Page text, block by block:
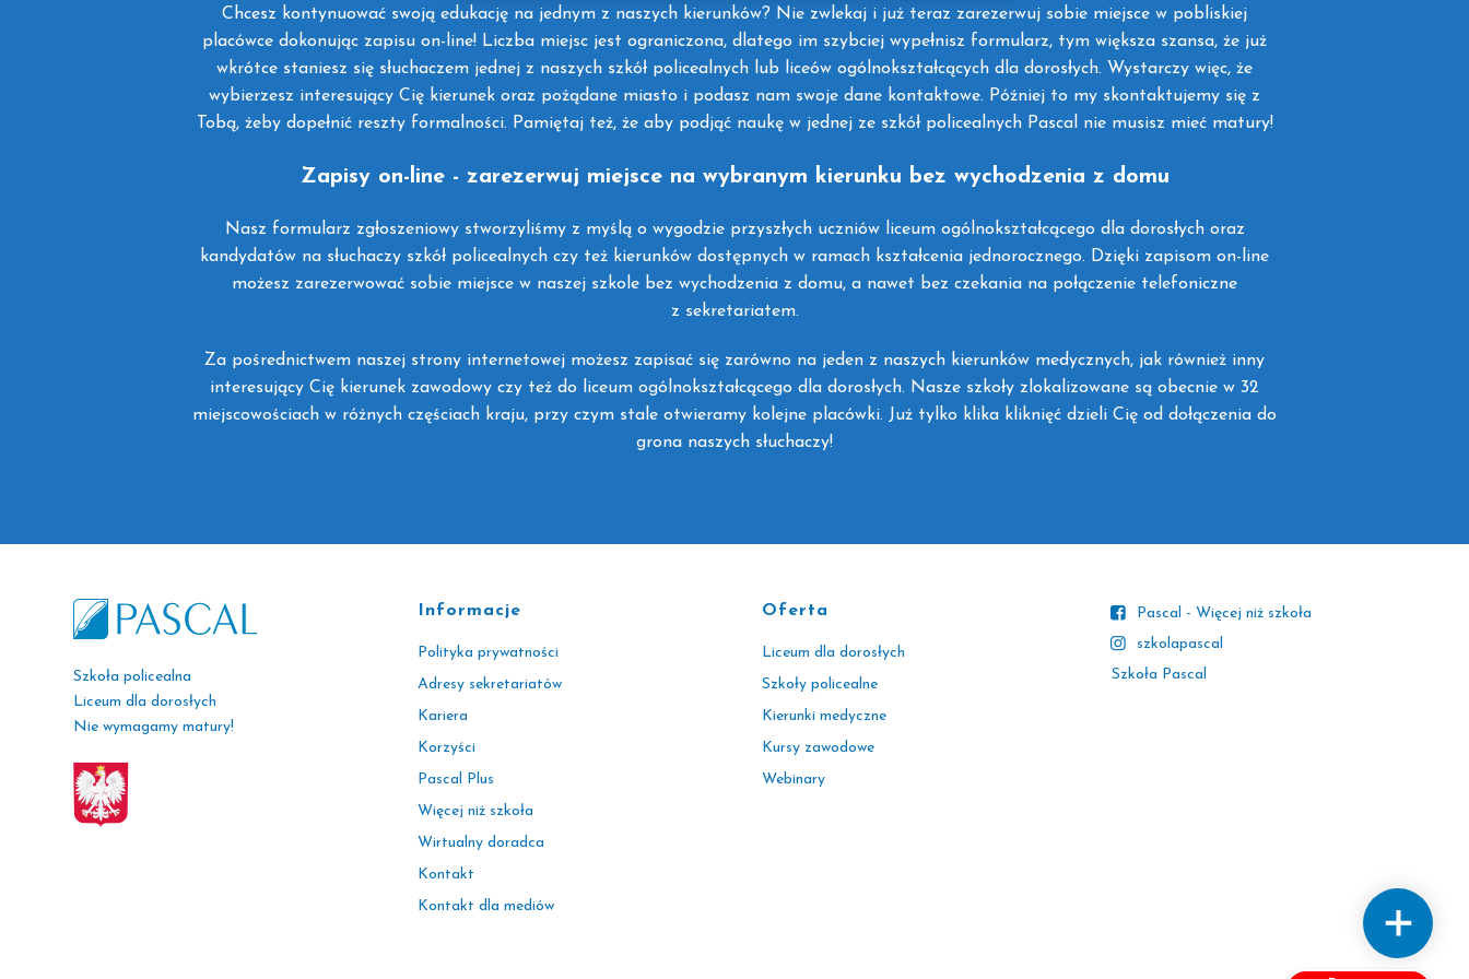
Chcesz kontynuować swoją edukację na jednym z naszych kierunków? Nie zwlekaj i już teraz zarezerwuj sobie miejsce w pobliskiej
placówce dokonując zapisu on-line! Liczba miejsc jest ograniczona, dlatego im szybciej wypełnisz formularz, tym większa szansa, że już
wkrótce staniesz się słuchaczem jednej z naszych szkół policealnych lub liceów ogólnokształcących dla dorosłych. Wystarczy więc, że
wybierzesz interesujący Cię kierunek oraz pożądane miasto i podasz nam swoje dane kontaktowe. Później to my skontaktujemy się z
Tobą, żeby dopełnić reszty formalności. Pamiętaj też, że aby podjąć naukę w jednej ze szkół policealnych Pascal nie musisz mieć matury!
Zapisy on-line - zarezerwuj miejsce na wybranym kierunku bez wychodzenia z domu
Nasz formularz zgłoszeniowy stworzyliśmy z myślą o wygodzie przyszłych uczniów liceum ogólnokształcącego dla dorosłych oraz
kandydatów na słuchaczy szkół policealnych czy też kierunków dostępnych w ramach kształcenia jednorocznego. Dzięki zapisom on-line
możesz zarezerwować sobie miejsce w naszej szkole bez wychodzenia z domu, a nawet bez czekania na połączenie telefoniczne
z sekretariatem.
Za pośrednictwem naszej strony internetowej możesz zapisać się zarówno na jeden z naszych kierunków medycznych, jak również inny
interesujący Cię kierunek zawodowy czy też do liceum ogólnokształcącego dla dorosłych. Nasze szkoły zlokalizowane są obecnie w 32
miejscowościach w różnych częściach kraju, przy czym stale otwieramy kolejne placówki. Już tylko klika kliknięć dzieli Cię od dołączenia do
grona naszych słuchaczy!
Szkoła policealna
Liceum dla dorosłych
Nie wymagamy matury!
Informacje
Polityka prywatności
Adresy sekretariatów
Kariera
Korzyści
Pascal Plus
Więcej niż szkoła
Wirtualny doradca
Kontakt
Kontakt dla mediów
Oferta
Liceum dla dorosłych
Szkoły policealne
Kierunki medyczne
Kursy zawodowe
Webinary
Pascal - Więcej niż szkoła
szkolapascal
Szkoła Pascal